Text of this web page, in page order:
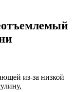
из-за низкой